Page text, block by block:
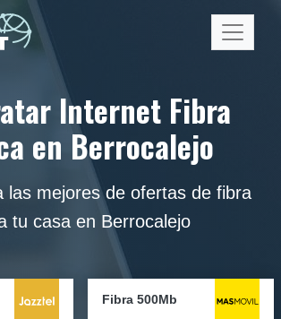
Internet Fibra
en Berrocalejo
las mejores de ofertas de fibra
tu casa en Berrocalejo
Fibra 500Mb